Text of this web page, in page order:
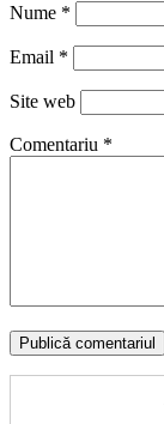
Nume *
Email *
Site web
Comentariu *